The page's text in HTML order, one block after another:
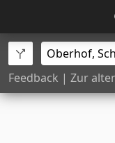
Feedback | Zur